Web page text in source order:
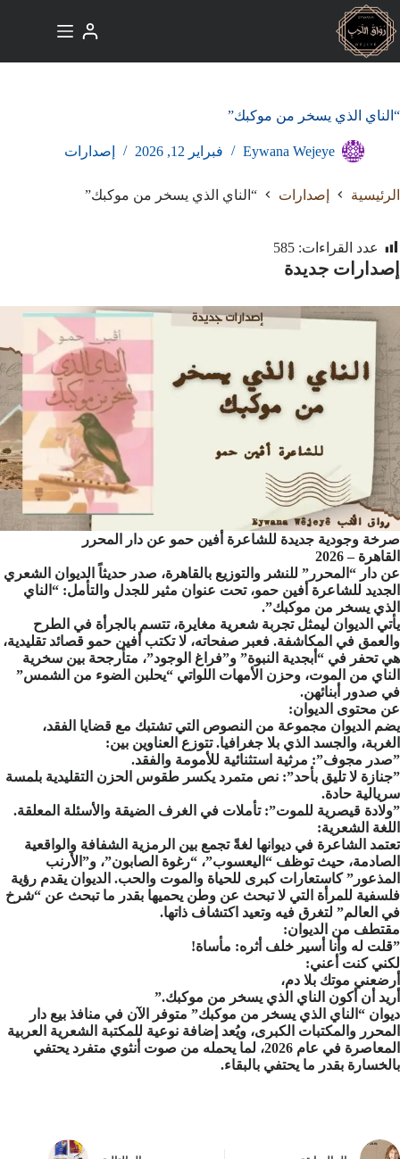
التجاوز
إلى
المحتوى
“الناي الذي يسخر من موكبك”
Eywana Wejeye فبراير 12, 2026 إصدارات
الرئيسية إصدارات “الناي الذي يسخر من موكبك”
عدد القراءات: 585
إصدارات جديدة
صرخة وجودية جديدة للشاعرة أفين حمو عن دار المحرر
​القاهرة – 2026
​عن دار “المحرر” للنشر والتوزيع بالقاهرة، صدر حديثاً الديوان الشعري
الجديد للشاعرة أفين حمو، تحت عنوان مثير للجدل والتأمل: “الناي
الذي يسخر من موكبك”.
​يأتي الديوان ليمثل تجربة شعرية مغايرة، تتسم بالجرأة في الطرح
والعمق في المكاشفة. فعبر صفحاته، لا تكتب أفين حمو قصائد تقليدية،
هي تحفر في “أبجدية النبوة” و”فراغ الوجود”، متأرجحة بين سخرية
الناي من الموت، وحزن الأمهات اللواتي “يحلبن الضوء من الشمس”
في صدور أبنائهن.
​عن محتوى الديوان:
​يضم الديوان مجموعة من النصوص التي تشتبك مع قضايا الفقد،
الغربة، والجسد الذي بلا جغرافيا. تتوزع العناوين بين:
​”صدر مجوف”: مرثية استثنائية للأمومة والفقد.
​”جنازة لا تليق بأحد”: نص متمرد يكسر طقوس الحزن التقليدية بلمسة
سريالية حادة.
​”ولادة قيصرية للموت”: تأملات في الغرف الضيقة والأسئلة المعلقة.
​اللغة الشعرية:
​تعتمد الشاعرة في ديوانها لغةً تجمع بين الرمزية الشفافة والواقعية
الصادمة، حيث توظف “اليعسوب”، “رغوة الصابون”، و”الأرنب
المذعور” كاستعارات كبرى للحياة والموت والحب. الديوان يقدم رؤية
فلسفية للمرأة التي لا تبحث عن وطن يحميها بقدر ما تبحث عن “شرخ
في العالم” لتغرق فيه وتعيد اكتشاف ذاتها.
​مقتطف من الديوان:
​”قلت له وأنا أسير خلف أثره: مأساة!
لكني كنت أعني:
أرضعني موتك بلا دم،
أريد أن أكون الناي الذي يسخر من موكبك.”
​ديوان “الناي الذي يسخر من موكبك” متوفر الآن في منافذ بيع دار
المحرر والمكتبات الكبرى، ويُعد إضافة نوعية للمكتبة الشعرية العربية
المعاصرة في عام 2026، لما يحمله من صوت أنثوي متفرد يحتفي
بالخسارة بقدر ما يحتفي بالبقاء.